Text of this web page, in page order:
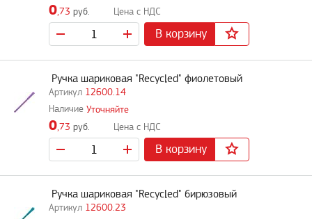
0,73 руб.
В корзину
12600.14
Ручка шариковая "Recycled" фиолетовый
Уточняйте
0,73 руб.
В корзину
12600.23
Ручка шариковая "Recycled" бирюзовый